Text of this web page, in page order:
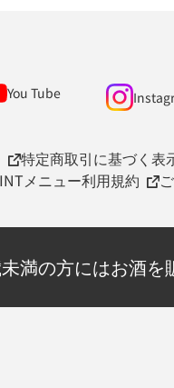
You Tube
特定商取引に基づく表
メニュー利用規約
満の方にはお酒を